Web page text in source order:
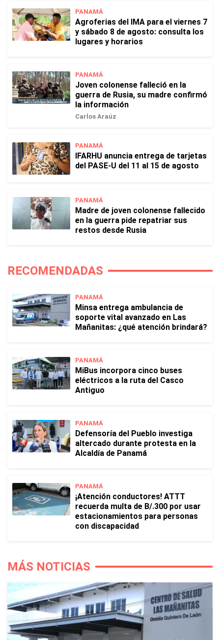
PANAMÁ
Agroferias del IMA para el viernes 7
y sábado 8 de agosto: consulta los
lugares y horarios
PANAMÁ
Joven colonense falleció en la
guerra de Rusia, su madre confirmó
la información
Carlos Araúz
PANAMÁ
IFARHU anuncia entrega de tarjetas
del PASE-U del 11 al 15 de agosto
PANAMÁ
Madre de joven colonense fallecido
en la guerra pide repatriar sus
restos desde Rusia
RECOMENDADAS
PANAMÁ
Minsa entrega ambulancia de
soporte vital avanzado en Las
Mañanitas: ¿qué atención brindará?
PANAMÁ
MiBus incorpora cinco buses
eléctricos a la ruta del Casco
Antiguo
PANAMÁ
Defensoría del Pueblo investiga
altercado durante protesta en la
Alcaldía de Panamá
PANAMÁ
¡Atención conductores! ATTT
recuerda multa de B/.300 por usar
estacionamientos para personas
con discapacidad
MÁS NOTICIAS